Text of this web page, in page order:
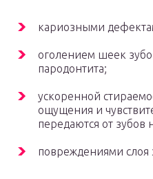
кариозными
оголением шеек
пародонтита;
ускоренной
ощущения и
передаются от зубов
повреждениями слоя